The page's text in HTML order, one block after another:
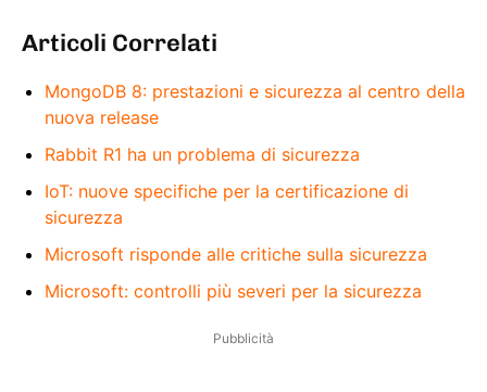
Articoli Correlati
MongoDB 8: prestazioni e sicurezza al centro della
nuova release
Rabbit R1 ha un problema di sicurezza
IoT: nuove specifiche per la certificazione di
sicurezza
Microsoft risponde alle critiche sulla sicurezza
Microsoft: controlli più severi per la sicurezza
Pubblicità